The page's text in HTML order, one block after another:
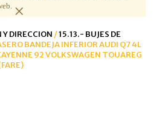
×
DIRECCION /15.13.- BUJES DE
BANDEJA INFERIOR AUDI Q7 4L
92 VOLKSWAGEN TOUAREG